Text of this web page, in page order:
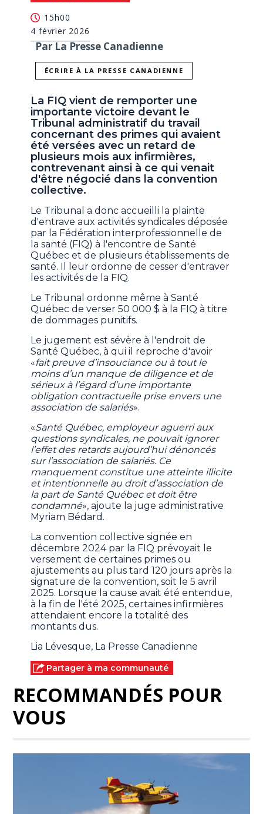
15h00
4 février 2026
Par La Presse Canadienne
ÉCRIRE À LA PRESSE CANADIENNE
La FIQ vient de remporter une
importante victoire devant le
Tribunal administratif du travail
concernant des primes qui avaient
été versées avec un retard de
plusieurs mois aux infirmières,
contrevenant ainsi à ce qui venait
d'être négocié dans la convention
collective.
Le Tribunal a donc accueilli la plainte
d'entrave aux activités syndicales déposée
par la Fédération interprofessionnelle de
la santé (FIQ) à l'encontre de Santé
Québec et de plusieurs établissements de
santé. Il leur ordonne de cesser d'entraver
les activités de la FIQ.
Le Tribunal ordonne même à Santé
Québec de verser 50 000 $ à la FIQ à titre
de dommages punitifs.
Le jugement est sévère à l'endroit de
Santé Québec, à qui il reproche d'avoir
«fait preuve d’insouciance ou à tout le
moins d’un manque de diligence et de
sérieux à l’égard d’une importante
obligation contractuelle prise envers une
association de salariés».
«Santé Québec, employeur aguerri aux
questions syndicales, ne pouvait ignorer
l’effet des retards aujourd’hui dénoncés
sur l’association de salariés. Ce
manquement constitue une atteinte illicite
et intentionnelle au droit d’association de
la part de Santé Québec et doit être
condamné», ajoute la juge administrative
Myriam Bédard.
La convention collective signée en
décembre 2024 par la FIQ prévoyait le
versement de certaines primes ou
ajustements au plus tard 120 jours après la
signature de la convention, soit le 5 avril
2025. Lorsque la cause avait été entendue,
à la fin de l'été 2025, certaines infirmières
attendaient encore la totalité des
montants dus.
Lia Lévesque, La Presse Canadienne
Partager à ma communauté
RECOMMANDÉS POUR
VOUS